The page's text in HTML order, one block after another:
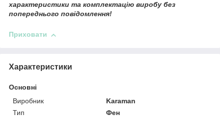
характеристики та комплектацію виробу без
попереднього повідомлення!
Приховати
Характеристики
Основні
Виробник
Karaman
Тип
Фен